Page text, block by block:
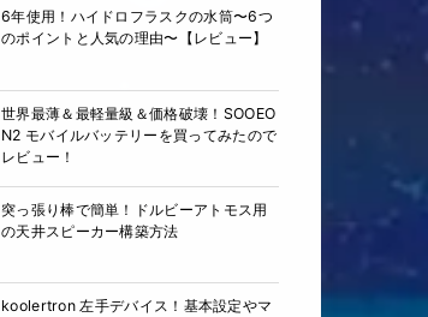
6年使用！ハイドロフラスクの水筒〜6つ
のポイントと人気の理由〜【レビュー】
世界最薄＆最軽量級＆価格破壊！SOOEO
N2 モバイルバッテリーを買ってみたので
レビュー！
突っ張り棒で簡単！ドルビーアトモス用
の天井スピーカー構築方法
koolertron 左手デバイス！基本設定やマ